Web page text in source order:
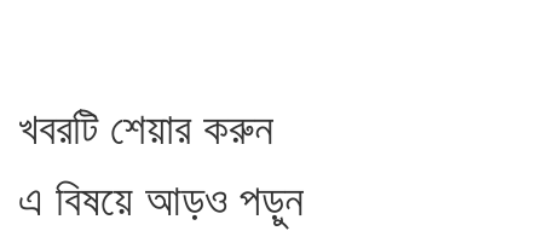
খবরটি শেয়ার করুন
এ বিষয়ে আড়ও পড়ুন